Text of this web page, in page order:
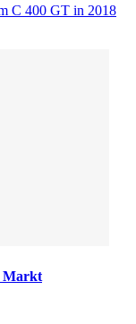
C 400 GT in 2018
Markt